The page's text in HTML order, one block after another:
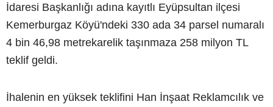
İdaresi Başkanlığı adına kayıtlı Eyüpsultan ilçesi
Kemerburgaz Köyü'ndeki 330 ada 34 parsel numaralı
4 bin 46,98 metrekarelik taşınmaza 258 milyon TL
teklif geldi.
İhalenin en yüksek teklifini Han İnşaat Reklamcılık ve